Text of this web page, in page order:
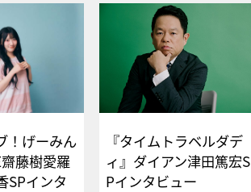
！げーみん
藤樹愛羅
SPインタ
『タイムトラベルダデ
ィ』ダイアン津田篤宏S
Pインタビュー